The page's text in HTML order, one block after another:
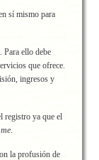
sí mismo para
Para ello debe
que ofrece.
ingresos y
registro ya que el
.
la profusión de